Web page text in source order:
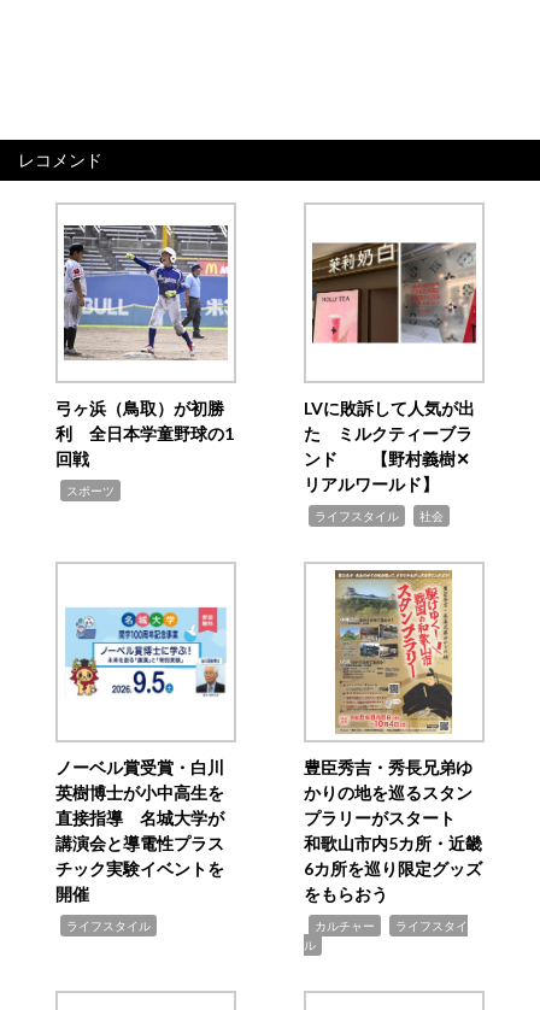
レコメンド
弓ヶ浜（鳥取）が初勝
利 全日本学童野球の1
回戦
スポーツ
LVに敗訴して人気が出
た ミルクティーブラ
ンド 【野村義樹✕
リアルワールド】
ライフスタイル 社会
ノーベル賞受賞・白川
英樹博士が小中高生を
直接指導 名城大学が
講演会と導電性プラス
チック実験イベントを
開催
ライフスタイル
豊臣秀吉・秀長兄弟ゆ
かりの地を巡るスタン
プラリーがスタート
和歌山市内5カ所・近畿
6カ所を巡り限定グッズ
をもらおう
カルチャー
ライフスタイ
ル